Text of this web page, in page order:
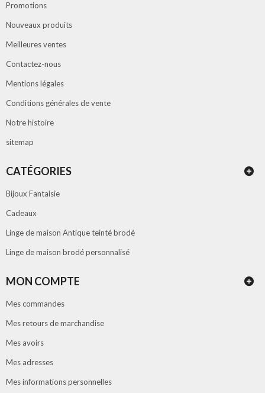
Promotions
Nouveaux produits
Meilleures ventes
Contactez-nous
Mentions légales
Conditions générales de vente
Notre histoire
sitemap
CATÉGORIES
Bijoux Fantaisie
Cadeaux
Linge de maison Antique teinté brodé
Linge de maison brodé personnalisé
MON COMPTE
Mes commandes
Mes retours de marchandise
Mes avoirs
Mes adresses
Mes informations personnelles